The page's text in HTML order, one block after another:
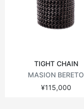
TIGHT CHAIN
MASION BERETO
¥115,000